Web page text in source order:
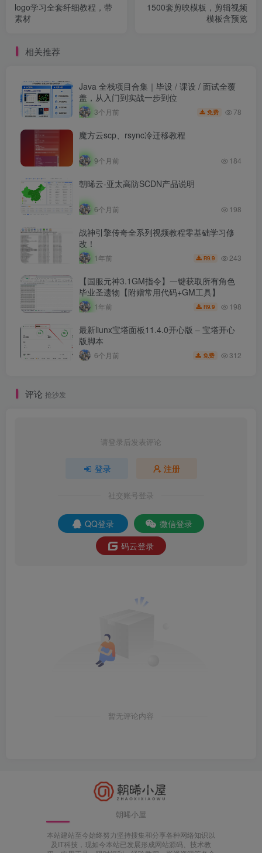
logo学习全套纤细教程，带
素材
1500套剪映模板，剪辑视频
模板含预览
相关推荐
Java 全栈项目合集｜毕设 / 课设 / 面试全覆
盖，从入门到实战一步到位
3个月前 免费 78
魔方云scp、rsync冷迁移教程
9个月前 184
朝晞云-亚太高防SCDN产品说明
6个月前 198
战神引擎传奇全系列视频教程零基础学习修
改！
1年前 R9.9 243
【国服元神3.1GM指令】一键获取所有角色
毕业圣遗物【附赠常用代码+GM工具】
1年前 R9.9 198
最新liunx宝塔面板11.4.0开心版 – 宝塔开心
版脚本
6个月前 免费 312
评论 抢沙发
请登录后发表评论
登录 注册
社交账号登录
QQ登录
微信登录
码云登录
暂无评论内容
朝晞小屋
本站建站至今始终努力坚持搜集和分享各种网络知识以
及IT科技，现如今本站已发展形成网站源码、技术教